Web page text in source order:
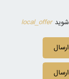
شویدlocal_offer
ارسال
ارسال